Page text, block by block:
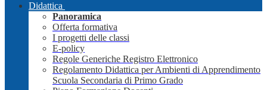
Didattica
Panoramica
Offerta formativa
I progetti delle classi
E-policy
Regole Generiche Registro Elettronico
Regolamento Didattica per Ambienti di Apprendimento
Scuola Secondaria di Primo Grado